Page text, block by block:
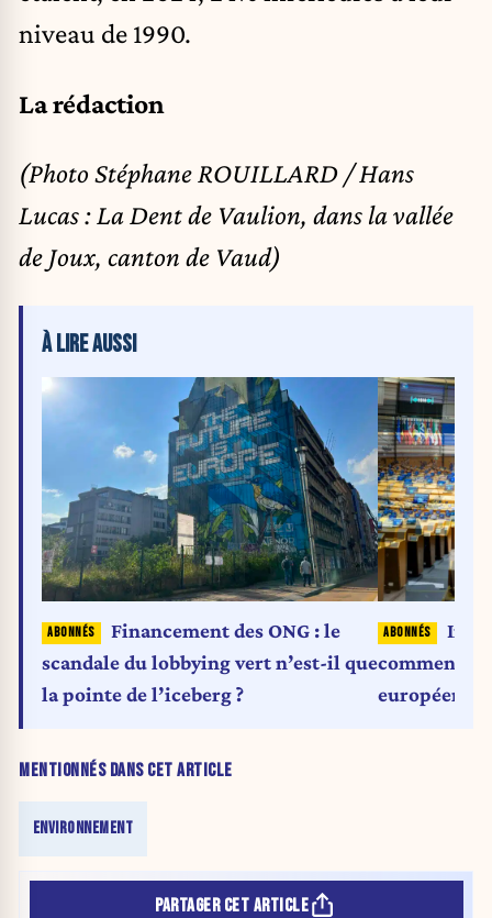
niveau de 1990.
La rédaction
(Photo Stéphane ROUILLARD / Hans
Lucas : La Dent de Vaulion, dans la vallée
de Joux, canton de Vaud)
MENTIONNÉS DANS CET ARTICLE
ENVIRONNEMENT
À LIRE AUSSI
Financement des ONG : le
scandale du lobbying vert n’est-il que
la pointe de l’iceberg ?
comment et
européenne
PARTAGER CET ARTICLE